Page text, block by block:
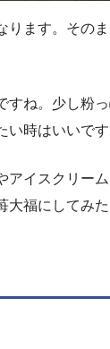
ります。その
すね。少し粉
時はいいです
アイスクリー
大福にしてみ